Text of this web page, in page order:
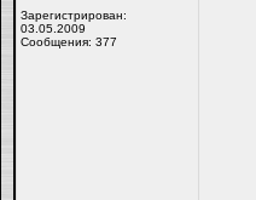
Зарегистрирован:
03.05.2009
Сообщения: 377